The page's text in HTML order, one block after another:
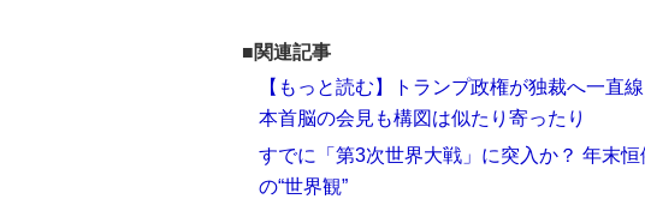
■関連記事
【もっと読む】トランプ政権が独裁へ一直
本首脳の会見も構図は似たり寄ったり
すでに「第3次世界大戦」に突入か？ 年末
の“世界観”